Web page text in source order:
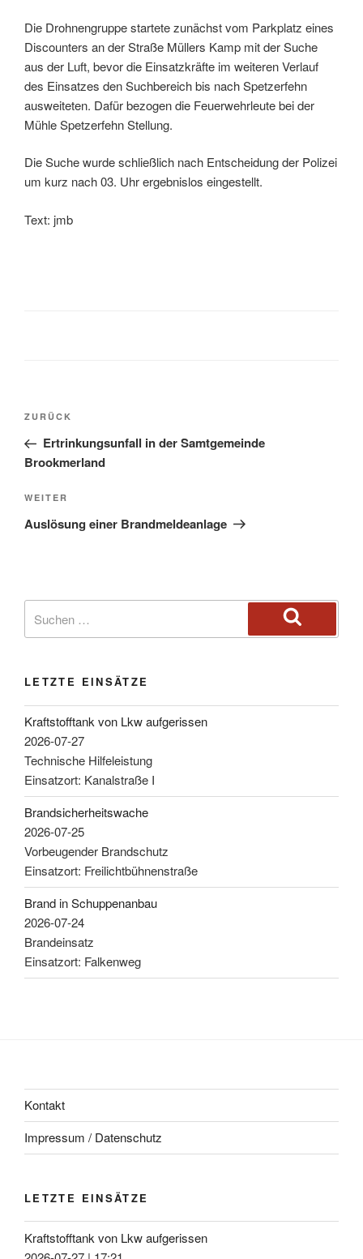
Die Drohnengruppe startete zunächst vom Parkplatz eines
Discounters an der Straße Müllers Kamp mit der Suche
aus der Luft, bevor die Einsatzkräfte im weiteren Verlauf
des Einsatzes den Suchbereich bis nach Spetzerfehn
ausweiteten. Dafür bezogen die Feuerwehrleute bei der
Mühle Spetzerfehn Stellung.
Die Suche wurde schließlich nach Entscheidung der Polizei
um kurz nach 03. Uhr ergebnislos eingestellt.
Text: jmb
ZURÜCK
Ertrinkungsunfall in der Samtgemeinde
Brookmerland
WEITER
Auslösung einer Brandmeldeanlage
LETZTE EINSÄTZE
Kraftstofftank von Lkw aufgerissen
2026-07-27
Technische Hilfeleistung
Einsatzort: Kanalstraße I
Brandsicherheitswache
2026-07-25
Vorbeugender Brandschutz
Einsatzort: Freilichtbühnenstraße
Brand in Schuppenanbau
2026-07-24
Brandeinsatz
Einsatzort: Falkenweg
Kontakt
Impressum / Datenschutz
LETZTE EINSÄTZE
Kraftstofftank von Lkw aufgerissen